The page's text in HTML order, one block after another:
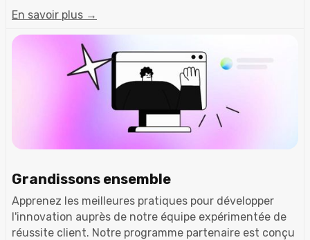
En savoir plus →
Grandissons ensemble
Apprenez les meilleures pratiques pour développer
l'innovation auprès de notre équipe expérimentée de
réussite client. Notre programme partenaire est conçu